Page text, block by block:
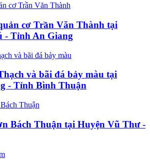
cơ Trần Văn Thành tại
- Tỉnh An Giang
và bãi đá bảy màu tại
- Tỉnh Bình Thuận
Bách Thuận tại Huyện Vũ Thư -